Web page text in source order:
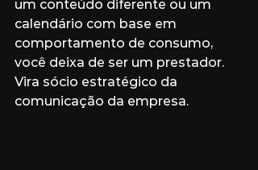
um conteúdo diferente ou um
calendário com base em
comportamento de consumo,
você deixa de ser um prestador.
Vira sócio estratégico da
comunicação da empresa.